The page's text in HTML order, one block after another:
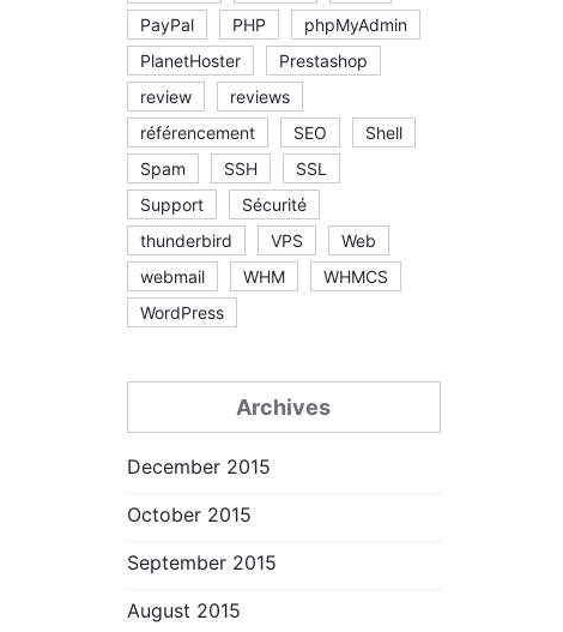
PayPal
PHP
phpMyAdmin
PlanetHoster
Prestashop
review
reviews
référencement
SEO
Shell
Spam
SSH
SSL
Support
Sécurité
thunderbird
VPS
Web
webmail
WHM
WHMCS
WordPress
Archives
December 2015
October 2015
September 2015
August 2015